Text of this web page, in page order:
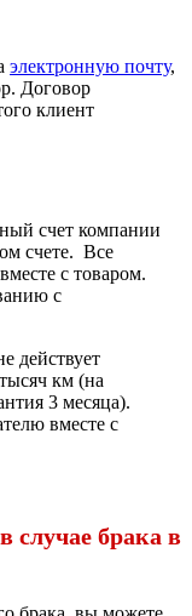
электронную почту,
Договор
клиент
счет компании
счете. Все
с товаром.
с
действует
км (на
3 месяца).
вместе с
случае брака в